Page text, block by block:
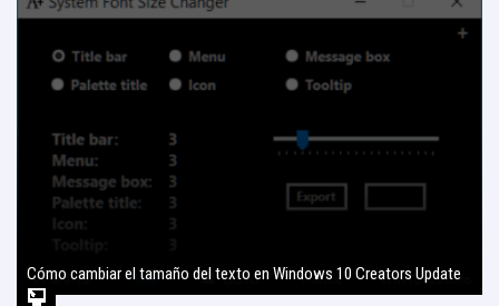
Cómo cambiar el tamaño del texto en Windows 10 Creators Update